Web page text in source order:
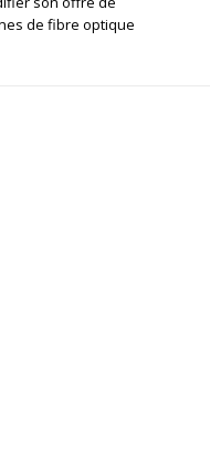
[ 27 avril 2024 ] 1er MAI 2024
de fibre optique